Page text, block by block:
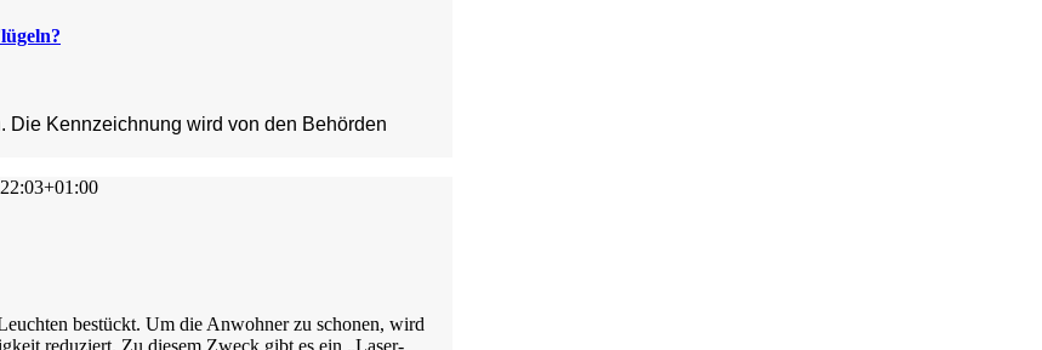
Die Kennzeichnung wird von den Behörden
bestückt. Um die Anwohner zu schonen, wird
reduziert. Zu diesem Zweck gibt es ein „Laser-